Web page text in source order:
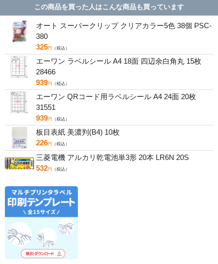
この商品を買った人はこんな商品も買っています
オート スーパークリップ クリアカラー5色 38個 PSC-
380
325円 （税込）
エーワン ラベルシール A4 18面 四辺余白角丸 15枚
28466
939円 （税込）
エーワン QRコード用ラベルシール A4 24面 20枚
31551
939円 （税込）
板目表紙 美濃判(B4) 10枚
226円 （税込）
三菱電機 アルカリ乾電池単3形 20本 LR6N 20S
532円 （税込）